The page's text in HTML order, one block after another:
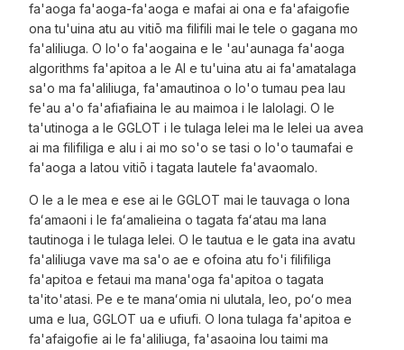
fa'aoga fa'aoga-fa'aoga e mafai ai ona e fa'afaigofie
ona tu'uina atu au vitiō ma filifili mai le tele o gagana mo
fa'aliliuga. O lo'o fa'aogaina e le 'au'aunaga fa'aoga
algorithms fa'apitoa a le AI e tu'uina atu ai fa'amatalaga
sa'o ma fa'aliliuga, fa'amautinoa o lo'o tumau pea lau
fe'au a'o fa'afiafiaina le au maimoa i le lalolagi. O le
ta'utinoga a le GGLOT i le tulaga lelei ma le lelei ua avea
ai ma filifiliga e alu i ai mo so'o se tasi o lo'o taumafai e
fa'aoga a latou vitiō i tagata lautele fa'avaomalo.
O le a le mea e ese ai le GGLOT mai le tauvaga o lona
faʻamaoni i le faʻamalieina o tagata faʻatau ma lana
tautinoga i le tulaga lelei. O le tautua e le gata ina avatu
fa'aliliuga vave ma sa'o ae e ofoina atu fo'i filifiliga
fa'apitoa e fetaui ma mana'oga fa'apitoa o tagata
ta'ito'atasi. Pe e te manaʻomia ni ulutala, leo, poʻo mea
uma e lua, GGLOT ua e ufiufi. O lona tulaga fa'apitoa e
fa'afaigofie ai le fa'aliliuga, fa'asaoina lou taimi ma